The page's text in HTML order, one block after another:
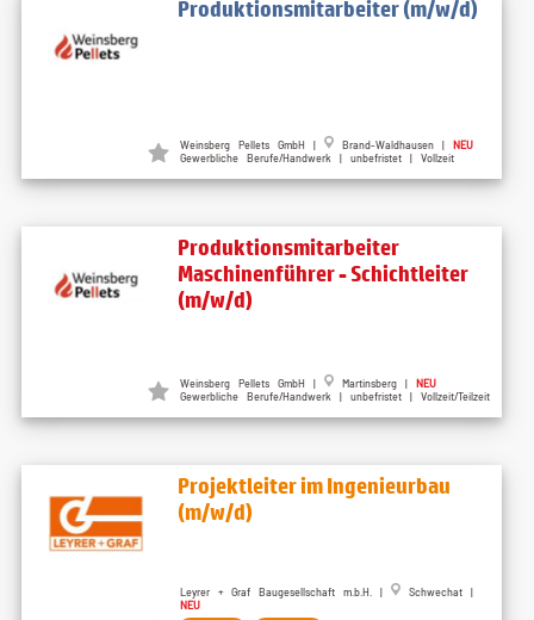
Produktionsmitarbeiter (m/w/d)
Weinsberg Pellets GmbH | Brand-Waldhausen | NEU
Gewerbliche Berufe/Handwerk | unbefristet | Vollzeit
Produktionsmitarbeiter
Maschinenführer - Schichtleiter
(m/w/d)
Weinsberg Pellets GmbH | Martinsberg | NEU
Gewerbliche Berufe/Handwerk | unbefristet | Vollzeit/Teilzeit
Projektleiter im Ingenieurbau
(m/w/d)
Leyrer + Graf Baugesellschaft m.b.H. |
Schwechat |
NEU